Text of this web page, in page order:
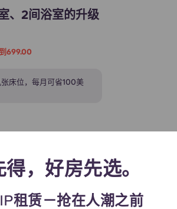
，好房先选。
租赁－抢在人潮之前
、2间浴室的升级
699.00
床位，每月可省100美